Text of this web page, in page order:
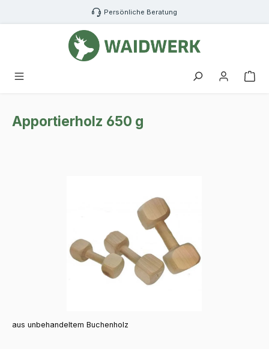
Zum Hauptinhalt springen Persönliche Beratung
Apportierholz 650 g
aus unbehandeltem Buchenholz